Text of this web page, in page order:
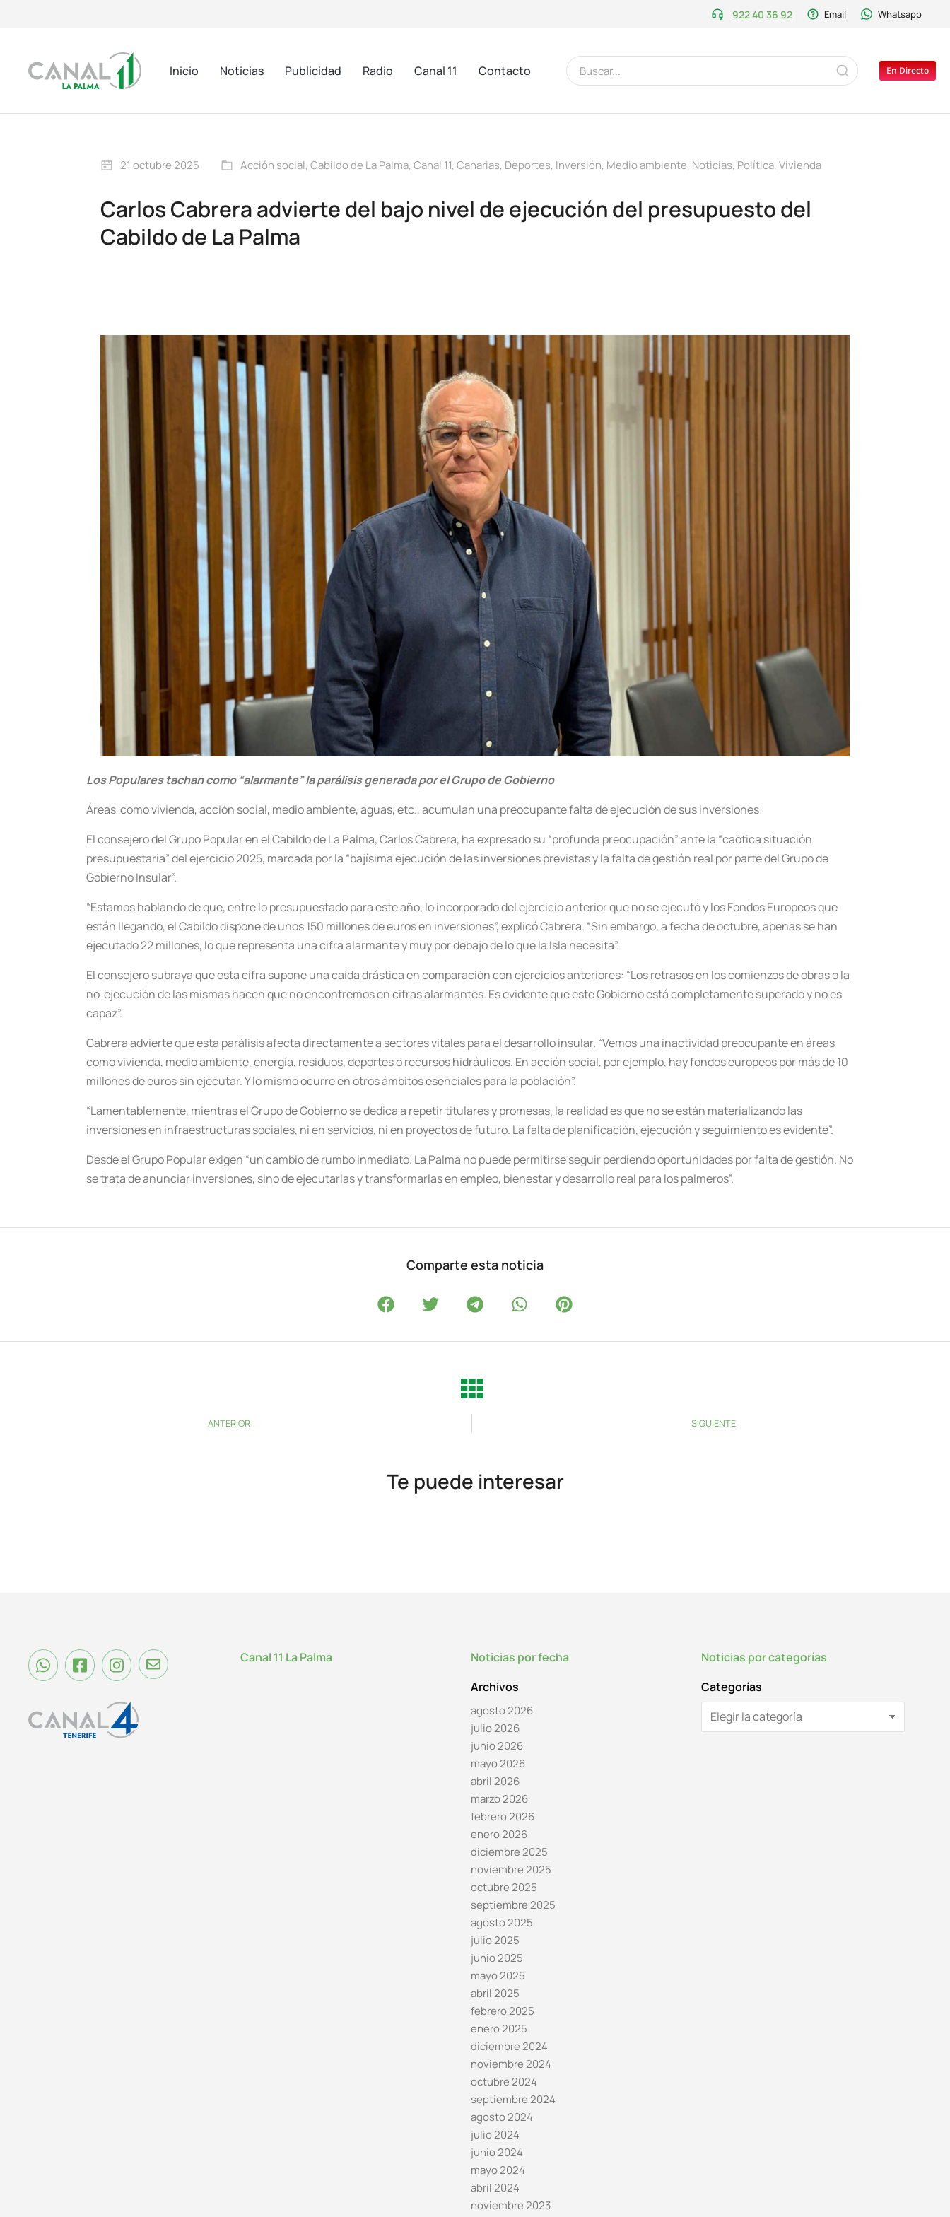
922 40 36 92 Email Whatsapp
Inicio Noticias Publicidad Radio Canal 11 Contacto En Directo
21 octubre 2025 Acción social, Cabildo de La Palma, Canal 11, Canarias, Deportes, Inversión, Medio ambiente, Noticias, Política, Vivienda
Carlos Cabrera advierte del bajo nivel de ejecución del presupuesto del
Cabildo de La Palma
Los Populares tachan como “alarmante” la parálisis generada por el Grupo de Gobierno
Áreas como vivienda, acción social, medio ambiente, aguas, etc., acumulan una preocupante falta de ejecución de sus inversiones
El consejero del Grupo Popular en el Cabildo de La Palma, Carlos Cabrera, ha expresado su “profunda preocupación” ante la “caótica situación
presupuestaria” del ejercicio 2025, marcada por la “bajísima ejecución de las inversiones previstas y la falta de gestión real por parte del Grupo de
Gobierno Insular”.
“Estamos hablando de que, entre lo presupuestado para este año, lo incorporado del ejercicio anterior que no se ejecutó y los Fondos Europeos que
están llegando, el Cabildo dispone de unos 150 millones de euros en inversiones”, explicó Cabrera. “Sin embargo, a fecha de octubre, apenas se han
ejecutado 22 millones, lo que representa una cifra alarmante y muy por debajo de lo que la Isla necesita”.
El consejero subraya que esta cifra supone una caída drástica en comparación con ejercicios anteriores: “Los retrasos en los comienzos de obras o la
no ejecución de las mismas hacen que no encontremos en cifras alarmantes. Es evidente que este Gobierno está completamente superado y no es
capaz”.
Cabrera advierte que esta parálisis afecta directamente a sectores vitales para el desarrollo insular. “Vemos una inactividad preocupante en áreas
como vivienda, medio ambiente, energía, residuos, deportes o recursos hidráulicos. En acción social, por ejemplo, hay fondos europeos por más de 10
millones de euros sin ejecutar. Y lo mismo ocurre en otros ámbitos esenciales para la población”.
“Lamentablemente, mientras el Grupo de Gobierno se dedica a repetir titulares y promesas, la realidad es que no se están materializando las
inversiones en infraestructuras sociales, ni en servicios, ni en proyectos de futuro. La falta de planificación, ejecución y seguimiento es evidente”.
Desde el Grupo Popular exigen “un cambio de rumbo inmediato. La Palma no puede permitirse seguir perdiendo oportunidades por falta de gestión. No
se trata de anunciar inversiones, sino de ejecutarlas y transformarlas en empleo, bienestar y desarrollo real para los palmeros”.
Comparte esta noticia
ANTERIOR SIGUIENTE
Te puede interesar
Canal 11 La Palma
Noticias por fecha
Archivos
agosto 2026
julio 2026
junio 2026
mayo 2026
abril 2026
marzo 2026
febrero 2026
enero 2026
diciembre 2025
noviembre 2025
octubre 2025
septiembre 2025
agosto 2025
julio 2025
junio 2025
mayo 2025
abril 2025
febrero 2025
enero 2025
diciembre 2024
noviembre 2024
octubre 2024
septiembre 2024
agosto 2024
julio 2024
junio 2024
mayo 2024
abril 2024
noviembre 2023
Noticias por categorías
Categorías